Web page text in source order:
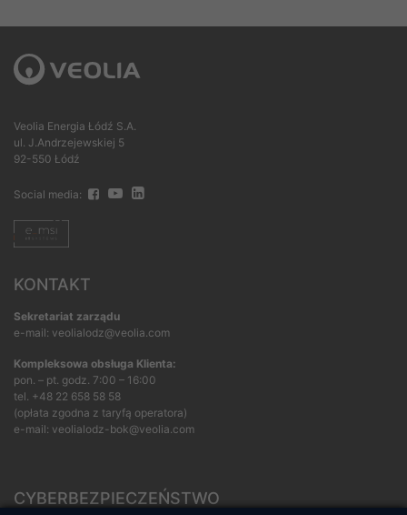
Veolia Energia Łódź S.A.
ul. J.Andrzejewskiej 5
92-550 Łódź
Social media:
KONTAKT
Sekretariat zarządu
e-mail: veolialodz@veolia.com
Kompleksowa obsługa Klienta:
pon. – pt. godz. 7:00 – 16:00
tel. +48 22 658 58 58
(opłata zgodna z taryfą operatora)
e-mail: veolialodz-bok@veolia.com
CYBERBEZPIECZEŃSTWO